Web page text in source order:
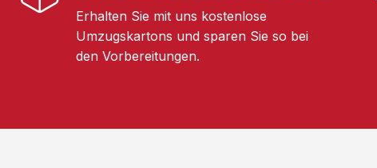
Erhalten Sie mit uns kostenlose
Umzugskartons und sparen Sie so bei
den Vorbereitungen.